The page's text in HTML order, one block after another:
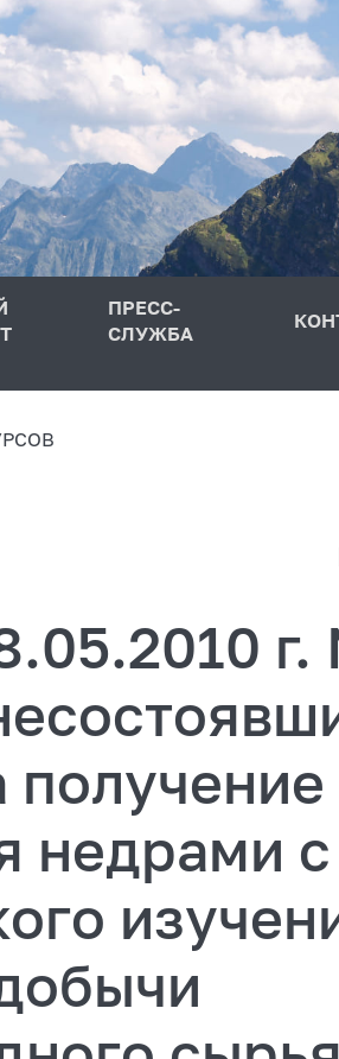
ПРЕСС-
СЛУЖБА
получение
недрами